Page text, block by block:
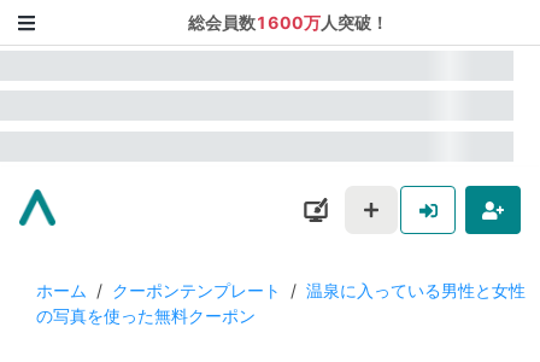
総会員数1600万人突破！
ホーム / クーポンテンプレート / 温泉に入っている男性と女性
の写真を使った無料クーポン